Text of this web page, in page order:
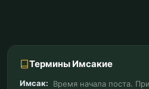
Термины Имсакие
Имсак:
Время начала поста.